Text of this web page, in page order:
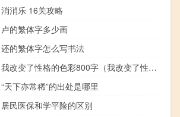
消消乐 16关攻略
卢的繁体字多少画
还的繁体字怎么写书法
我改变了性格的色彩800字（我改变了性格的色彩）
“天下亦常稀”的出处是哪里
居民医保和学平险的区别